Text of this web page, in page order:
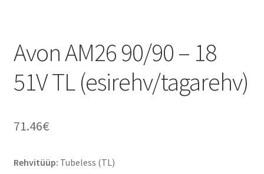
Avon AM26 90/90 – 18
51V TL (esirehv/tagarehv)
71.46€
Rehvitüüp: Tubeless (TL)